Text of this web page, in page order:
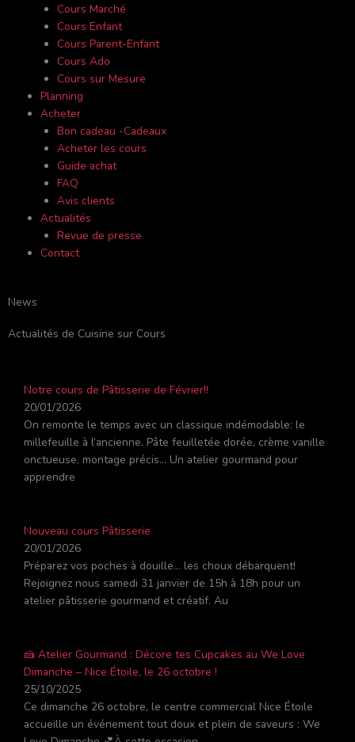
Cours Marché
Cours Enfant
Cours Parent-Enfant
Cours Ado
Cours sur Mesure
Planning
Acheter
Bon cadeau -Cadeaux
Acheter les cours
Guide achat
FAQ
Avis clients
Actualités
Revue de presse
Contact
News
Actualités de Cuisine sur Cours
Notre cours de Pâtisserie de Février!!
20/01/2026
On remonte le temps avec un classique indémodable: le
millefeuille à l’ancienne. Pâte feuilletée dorée, crème vanille
onctueuse, montage précis… Un atelier gourmand pour
apprendre
Nouveau cours Pâtisserie
20/01/2026
Préparez vos poches à douille… les choux débarquent!
Rejoignez nous samedi 31 janvier de 15h à 18h pour un
atelier pâtisserie gourmand et créatif. Au
🍰 Atelier Gourmand : Décore tes Cupcakes au We Love
Dimanche – Nice Étoile, le 26 octobre !
25/10/2025
Ce dimanche 26 octobre, le centre commercial Nice Étoile
accueille un événement tout doux et plein de saveurs : We